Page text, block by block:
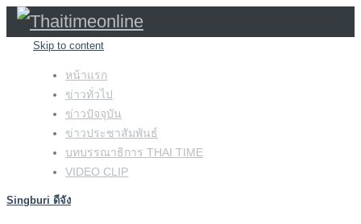
Skip to content
หน้าแรก
ข่าวทั่วไป
ข่าวปัจจุบัน
ข่าวประชาสัมพันธ์
บทบรรณาธิการ THAI TIME
VIDEO CLIP
Singburi ดีจัง